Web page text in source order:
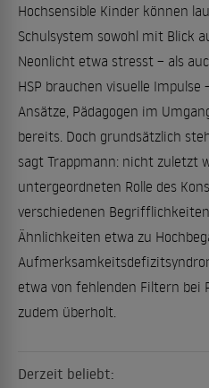
Hochsensible Kinder können
Schulsystem sowohl mit Blick
Neonlicht etwa stresst – als
HSP brauchen visuelle
Ansätze, Pädagogen im
bereits. Doch grundsätzlich
sagt Trappmann: nicht zuletzt
untergeordneten Rolle des
verschiedenen
Ähnlichkeiten etwa zu
etwa von fehlenden Filtern bei
zudem überholt.
Derzeit beliebt: